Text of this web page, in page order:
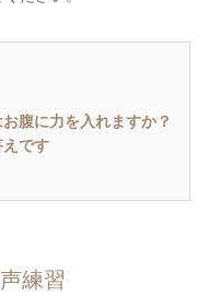
腹に力を入れますか？
です
練習